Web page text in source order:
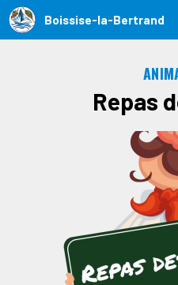
Boissise-la-Bertrand
Repas